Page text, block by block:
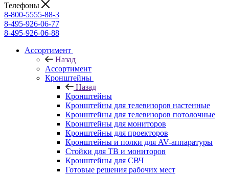
Телефоны
8-800-5555-88-3
8-495-926-06-77
8-495-926-06-88
Ассортимент
Назад
Ассортимент
Кронштейны
Назад
Кронштейны
Кронштейны для телевизоров настенные
Кронштейны для телевизоров потолочные
Кронштейны для мониторов
Кронштейны для проекторов
Кронштейны и полки для AV-аппаратуры
Стойки для ТВ и мониторов
Кронштейны для СВЧ
Готовые решения рабочих мест